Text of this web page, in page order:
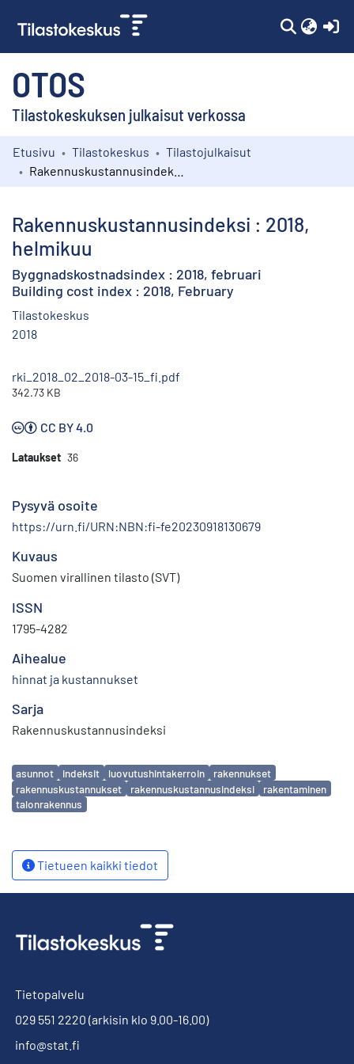
OTOS
Tilastokeskuksen julkaisut verkossa
Kokoelmat
Etusivu Tilastokeskus
Tilastojulkaisut
Rakennuskustannusindeksi : 2018,
helmikuu
Byggnadskostnadsindex : 2018, februari
Building cost index : 2018, February
Tilastokeskus
2018
rki_2018_02_2018-03-15_fi.pdf
342.73 KB
CC BY 4.0
Lataukset 36
Pysyvä osoite
https://urn.fi/URN:NBN:fi-fe20230918130679
Kuvaus
Suomen virallinen tilasto (SVT)
ISSN
1795-4282
Aihealue
hinnat ja kustannukset
Sarja
Rakennuskustannusindeksi
Avainsanat
asunnot indeksit luovutushintakerroin
rakennukset
rakennuskustannukset
rakennuskustannusindeksi
rakentaminen
talonrakennus
Tietueen kaikki tiedot
Tietopalvelu
029 551 2220 (arkisin klo 9.00-16.00)
info@stat.fi